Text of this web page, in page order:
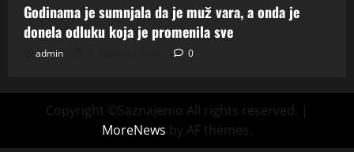
Godinama je sumnjala da je muž vara, a onda je
donela odluku koja je promenila sve
admin 0
Copyright ©Saznajemo All rights reserved. |
MoreNews by AF themes.